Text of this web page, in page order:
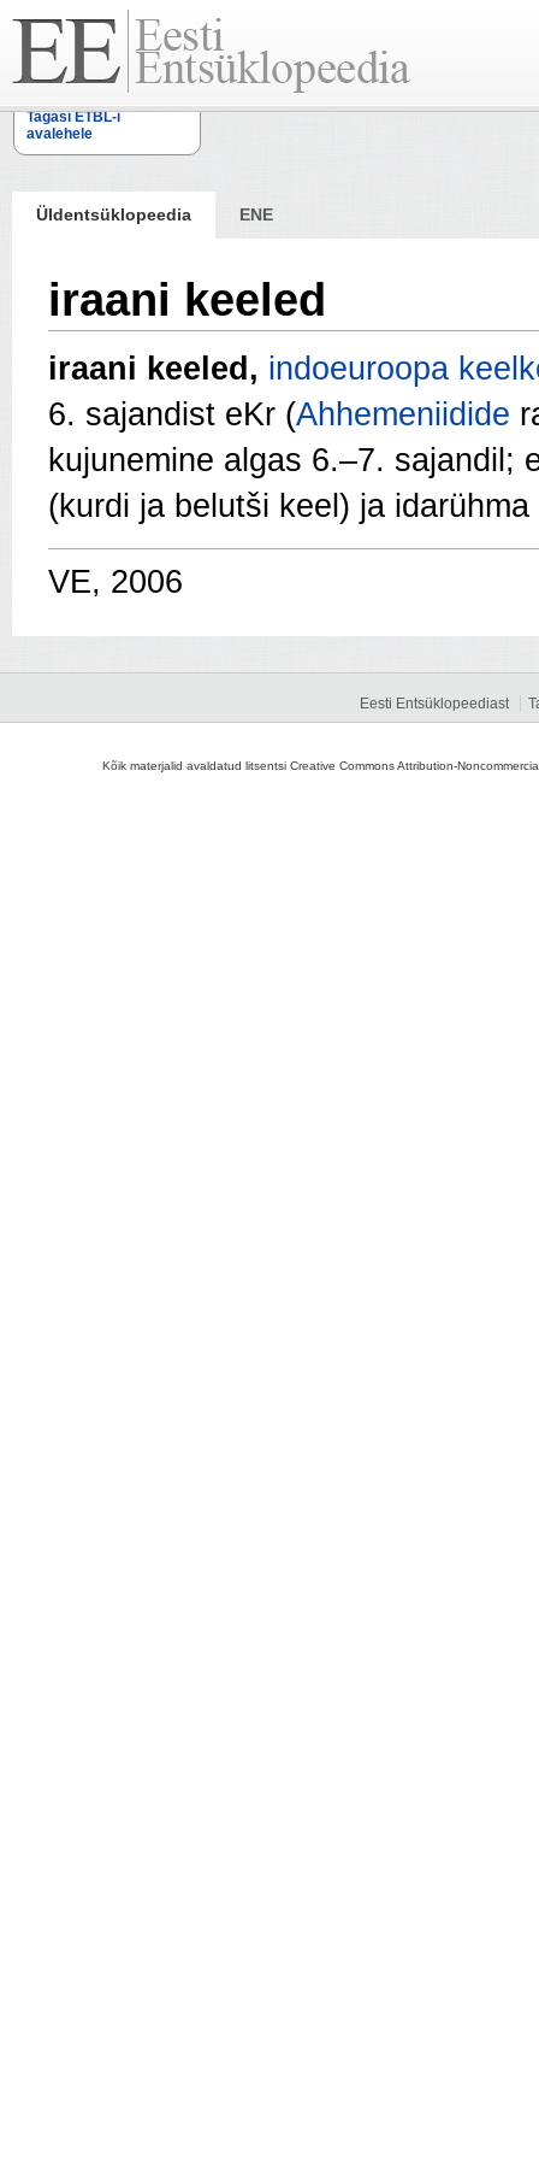
Tagasi ETBL-i
avalehele
Üldentsüklopeedia ENE
iraani keeled
iraani keeled, indoeuroopa
6. sajandist eKr (Ahhemeniidide
kujunemine algas 6.–7. sajandil;
(kurdi ja belutši keel) ja idarühma
VE, 2006
Eesti Entsüklopeediast
Kõik materjalid avaldatud litsentsi Creative Commons Attribution-